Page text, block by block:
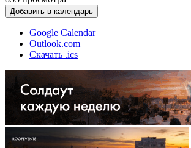
Добавить в календарь
Google Calendar
Outlook.com
Скачать .ics